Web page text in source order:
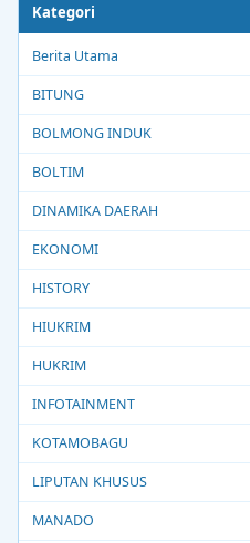
Kategori
Berita Utama
BITUNG
BOLMONG INDUK
BOLTIM
DINAMIKA DAERAH
EKONOMI
HISTORY
HIUKRIM
HUKRIM
INFOTAINMENT
KOTAMOBAGU
LIPUTAN KHUSUS
MANADO